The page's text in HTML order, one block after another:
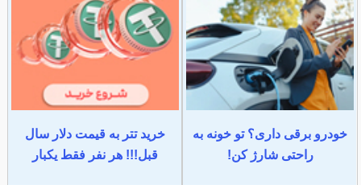
خودرو برقی داری؟ تو خونه به
راحتی شارژ کن!
خرید تتر به قیمت دلار سال
قبل!!! هر نفر فقط یکبار